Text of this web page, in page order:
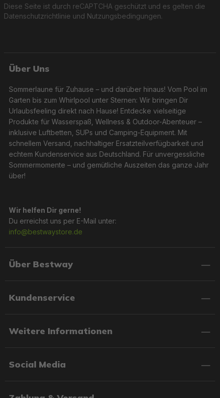
Diese Seite ist durch reCAPTCHA geschützt und es gelten die
Datenschutzrichtlinie und Nutzungsbedingungen.
Über Uns
Sommerlaune für Zuhause – und darüber hinaus! Vom Pool im
Garten bis zum Whirlpool unter Sternen: Wir bringen Dir
Urlaubsfeeling direkt nach Hause! Entdecke vielseitige
Produkte für Wasserspaß, Wellness & Outdoor-Abenteuer –
inklusive Luftbetten, SUPs und Camping-Equipment. Mit
schnellem Versand, nachhaltiger Ersatzteilverfügbarkeit und
echtem Kundenservice aus Deutschland. Für unvergessliche
Sommermomente – und gemütliche Auszeiten das ganze Jahr
über!
Wir helfen Dir gerne!
Du erreichst uns per E-Mail unter:
info@bestwaystore.de
Über Bestway
Kundenservice
Weitere Informationen
Social Media